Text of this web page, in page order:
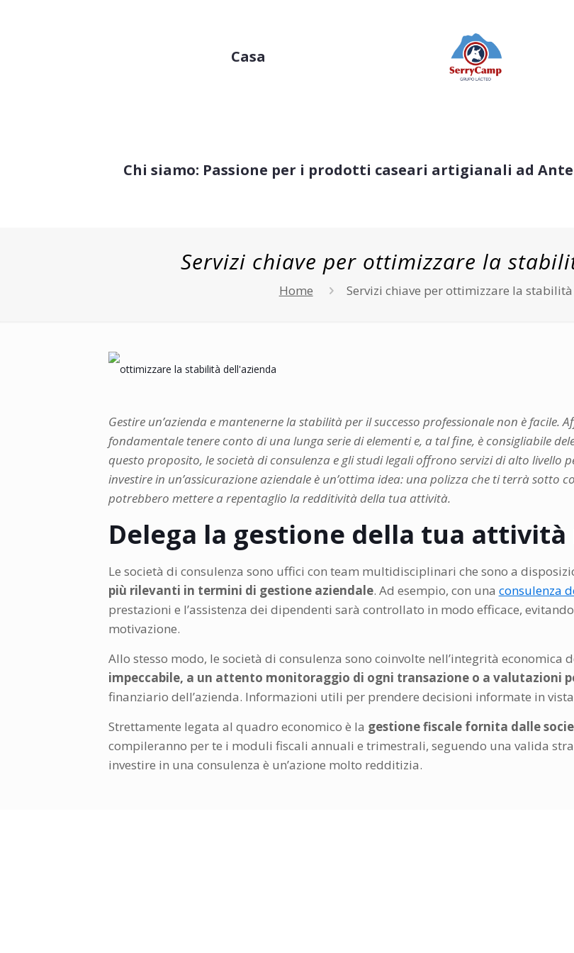
Casa
Chi siamo: Passione per i prodotti caseari artigianali ad
Servizi chiave per ottimizzare la
Home Servizi chiave per ottimizzare la
Gestire un’azienda e mantenerne la stabilità per il successo professionale non è facile.
fondamentale tenere conto di una lunga serie di elementi e, a tal fine, è consigliabile
questo proposito, le società di consulenza e gli studi legali offrono servizi di alto livello
investire in un’assicurazione aziendale è un’ottima idea: una polizza che ti terrà sotto
potrebbero mettere a repentaglio la redditività della tua attività.
Delega la gestione della tua
Le società di consulenza sono uffici con team multidisciplinari che sono a
più rilevanti in termini di gestione aziendale. Ad esempio, con una consulenza
prestazioni e l’assistenza dei dipendenti sarà controllato in modo efficace,
motivazione.
Allo stesso modo, le società di consulenza sono coinvolte nell’integrità economica
impeccabile, a un attento monitoraggio di ogni transazione o a valutazioni
finanziario dell’azienda. Informazioni utili per prendere decisioni informate in
Strettamente legata al quadro economico è la gestione fiscale fornita dalle
compileranno per te i moduli fiscali annuali e trimestrali, seguendo una valida
investire in una consulenza è un’azione molto redditizia.